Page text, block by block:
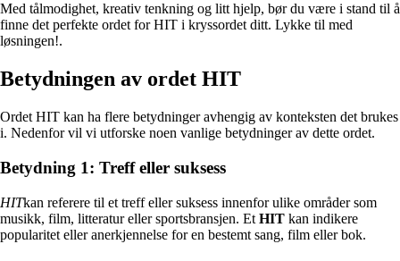
Med tålmodighet, kreativ tenkning og litt hjelp, bør du være i stand til å
finne det perfekte ordet for HIT i kryssordet ditt. Lykke til med
løsningen!.
Betydningen av ordet HIT
Ordet HIT kan ha flere betydninger avhengig av konteksten det brukes
i. Nedenfor vil vi utforske noen vanlige betydninger av dette ordet.
Betydning 1: Treff eller suksess
HITkan referere til et treff eller suksess innenfor ulike områder som
musikk, film, litteratur eller sportsbransjen. Et HIT kan indikere
popularitet eller anerkjennelse for en bestemt sang, film eller bok.